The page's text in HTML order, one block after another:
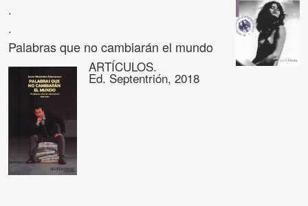
.
.
Palabras que no cambiarán el mundo
ARTÍCULOS.
Ed. Septentrión, 2018